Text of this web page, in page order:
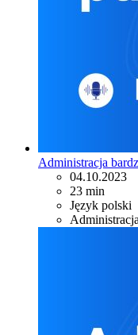
Administracja
04.10.2023
23 min
Język polski